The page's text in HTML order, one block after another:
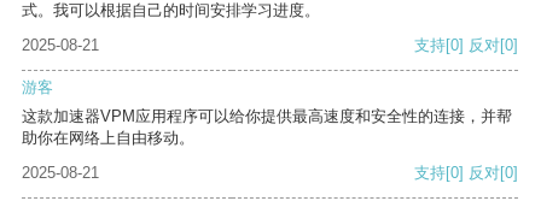
式。我可以根据自己的时间安排学习进度。
2025-08-21
支持[0] 反对[0]
游客
这款加速器VPM应用程序可以给你提供最高速度和安全性的连接，并帮
助你在网络上自由移动。
2025-08-21
支持[0] 反对[0]